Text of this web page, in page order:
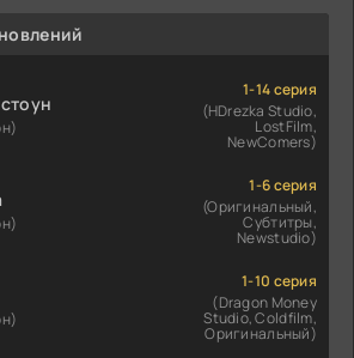
1-14 серия
(HDrezka Studio,
LostFilm,
NewComers)
1-6 серия
(Оригинальный,
Субтитры,
Newstudio)
1-10 серия
(Dragon Money
Studio, Coldfilm,
Оригинальный)